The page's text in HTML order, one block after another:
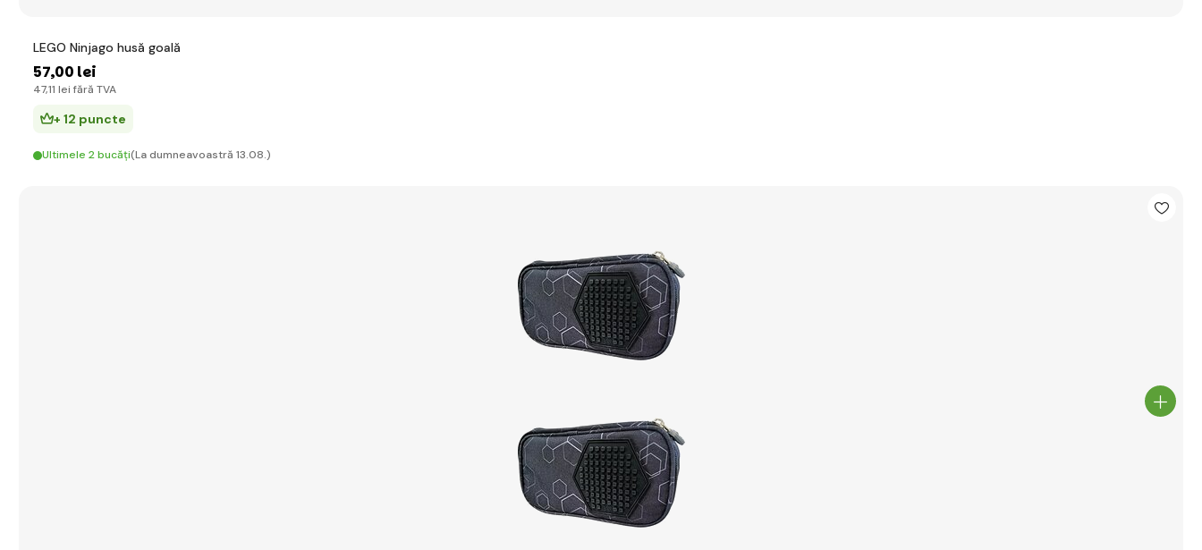
LEGO Ninjago husă goală
57,00 lei
47,11 lei fără TVA
+ 12 puncte
Ultimele 2 bucăți(La dumneavoastră 13.08.)